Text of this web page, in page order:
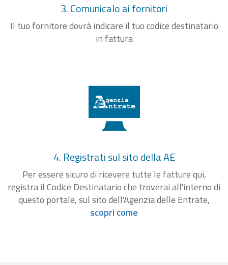
3. Comunicalo ai fornitori
Il tuo fornitore dovrà indicare il tuo codice destinatario
in fattura
4. Registrati sul sito della AE
Per essere sicuro di ricevere tutte le fatture qui,
registra il Codice Destinatario che troverai all'interno di
questo portale, sul sito dell'Agenzia delle Entrate,
scopri come